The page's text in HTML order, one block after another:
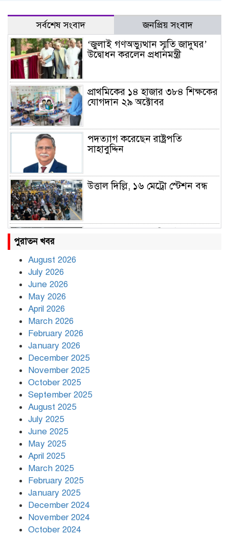
সর্বশেষ সংবাদ জনপ্রিয় সংবাদ
‘জুলাই গণঅভ্যুত্থান স্মৃতি জাদুঘর’
উদ্বোধন করলেন প্রধানমন্ত্রী
প্রাথমিকের ১৪ হাজার ৩৮৪ শিক্ষকের
যোগদান ২৯ অক্টোবর
পদত্যাগ করেছেন রাষ্ট্রপতি
সাহাবুদ্দিন
উত্তাল দিল্লি, ১৬ মেট্রো স্টেশন বন্ধ
বৃষ্টি থামার নাম নেই, পথে পথে
পুরাতন খবর
August 2026
July 2026
June 2026
May 2026
April 2026
March 2026
February 2026
January 2026
December 2025
November 2025
October 2025
September 2025
August 2025
July 2025
June 2025
May 2025
April 2025
March 2025
February 2025
January 2025
December 2024
November 2024
October 2024